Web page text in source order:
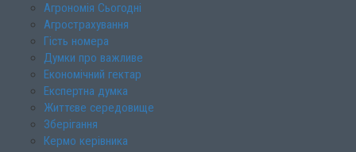
Агрономія Сьогодні
Агрострахування
Гість номера
Думки про важливе
Економічний гектар
Експертна думка
Життєве середовище
Зберігання
Кермо керівника